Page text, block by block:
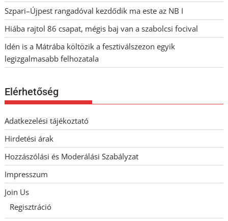
Szpari–Újpest rangadóval kezdődik ma este az NB I
Hiába rajtol 86 csapat, mégis baj van a szabolcsi focival
Idén is a Mátrába költözik a fesztiválszezon egyik
legizgalmasabb felhozatala
Elérhetőség
Adatkezelési tájékoztató
Hirdetési árak
Hozzászólási és Moderálási Szabályzat
Impresszum
Join Us
Regisztráció